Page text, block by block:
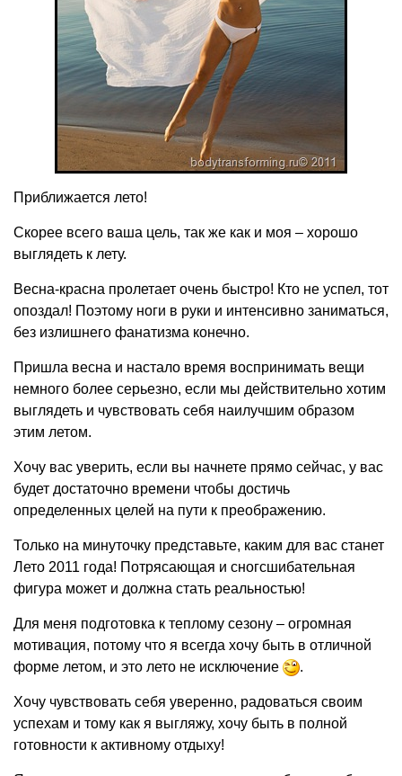
Приближается лето!
Скорее всего ваша цель, так же как и моя – хорошо
выглядеть к лету.
Весна-красна пролетает очень быстро! Кто не успел, тот
опоздал! Поэтому ноги в руки и интенсивно заниматься,
без излишнего фанатизма конечно.
Пришла весна и настало время воспринимать вещи
немного более серьезно, если мы действительно хотим
выглядеть и чувствовать себя наилучшим образом
этим летом.
Хочу вас уверить, если вы начнете прямо сейчас, у вас
будет достаточно времени чтобы достичь
определенных целей на пути к преображению.
Только на минуточку представьте, каким для вас станет
Лето 2011 года! Потрясающая и сногсшибательная
фигура может и должна стать реальностью!
Для меня подготовка к теплому сезону – огромная
мотивация, потому что я всегда хочу быть в отличной
форме летом, и это лето не исключение
.
Хочу чувствовать себя уверенно, радоваться своим
успехам и тому как я выгляжу, хочу быть в полной
готовности к активному отдыху!